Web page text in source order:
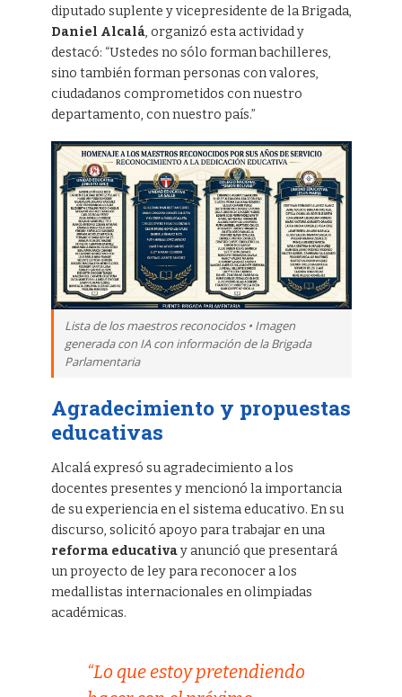
diputado suplente y vicepresidente de la Brigada,
Daniel Alcalá, organizó esta actividad y
destacó: “Ustedes no sólo forman bachilleres,
sino también forman personas con valores,
ciudadanos comprometidos con nuestro
departamento, con nuestro país.”
Lista de los maestros reconocidos • Imagen
generada con IA con información de la Brigada
Parlamentaria
Agradecimiento y propuestas
educativas
Alcalá expresó su agradecimiento a los
docentes presentes y mencionó la importancia
de su experiencia en el sistema educativo. En su
discurso, solicitó apoyo para trabajar en una
reforma educativay anunció que presentará
un proyecto de ley para reconocer a los
medallistas internacionales en olimpiadas
académicas.
“Lo que estoy pretendiendo